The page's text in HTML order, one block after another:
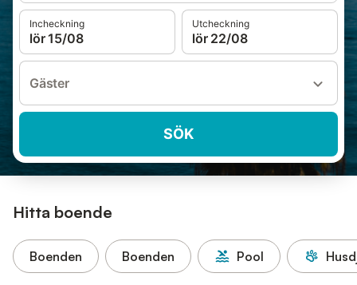
Incheckning
lör 15/08
Utcheckning
lör 22/08
Gäster
SÖK
Hitta boende
Boenden Boenden Pool